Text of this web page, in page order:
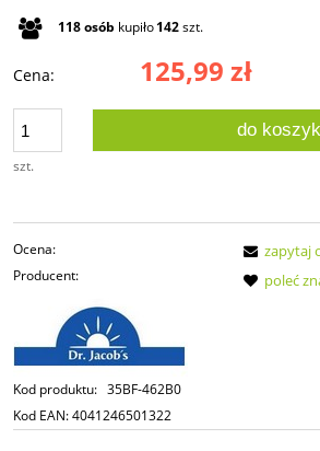
118osób kupiło142szt.
Cena: 125,99 zł
szt.
do
Ocena:
Producent:
Kod produktu: 35BF-462B0
Kod EAN:4041246501322
zapytaj
poleć